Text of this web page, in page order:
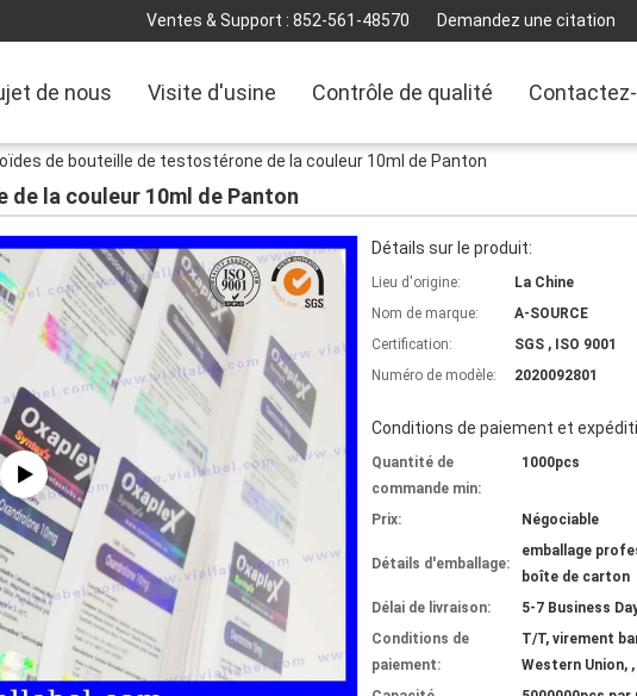
Ventes & Support : 852-561-48570 Demandez une citation
de nous Visite d'usine Contrôle de qualité
de bouteille de testostérone de la couleur 10ml de Panton
la couleur 10ml de Panton
Détails sur le produit:
Lieu d'origine:
La Chine
Nom de marque:
A-SOURCE
Certification:
SGS , ISO 9001
Numéro de modèle:
2020092801
Conditions de paiement et
Quantité de
commande min:
1000pcs
Prix: Négociable
Détails d'emballage:
emballage
boîte de carton
Délai de livraison:
5-7 Business
Conditions de
paiement:
T/T, virement
Western Union,